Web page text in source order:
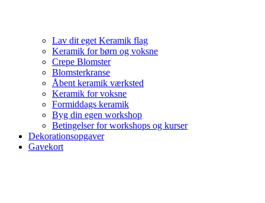
Lav dit eget Keramik flag
Keramik for børn og voksne
Crepe Blomster
Blomsterkranse
Åbent keramik værksted
Keramik for voksne
Formiddags keramik
Byg din egen workshop
Betingelser for workshops og kurser
Dekorationsopgaver
Gavekort